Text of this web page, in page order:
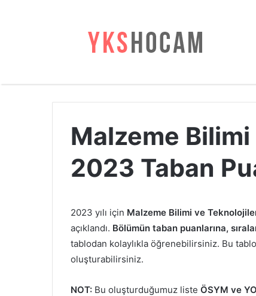
Malzeme
2023 Taban
2023 yılı için Malzeme Bilimi ve
açıklandı. Bölümün taban puanlarına,
tablodan kolaylıkla öğrenebilirsiniz. Bu
oluşturabilirsiniz.
NOT: Bu oluşturduğumuz liste ÖSYM ve